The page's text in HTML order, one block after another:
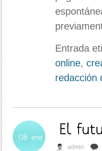
Entrada
online,
redacción
admin